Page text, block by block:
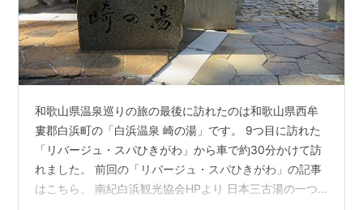
和歌山県温泉巡りの旅の最後に訪れたのは和歌山県西牟
婁郡白浜町の「白浜温泉 崎の湯」です。 9つ目に訪れた
「リバージュ・スパひきがわ」から車で約30分かけて訪
れました。 前回の「リバージュ・スパひきがわ」の記事
はこちら。 南紀白浜観光協会HPより 日本三古湯の一つ